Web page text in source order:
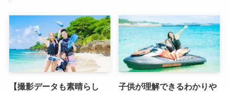
【撮影データも素晴らし
子供が理解できるわかりや